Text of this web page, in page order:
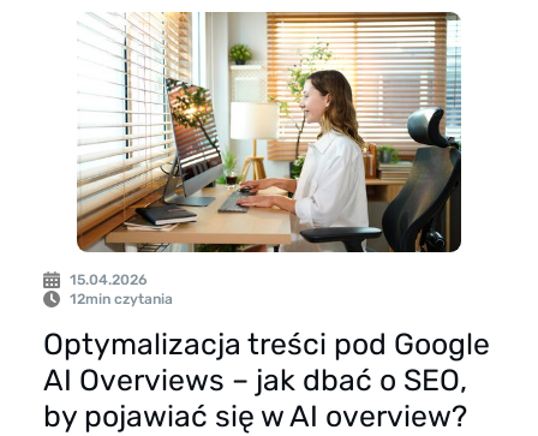
15.04.2026
12min czytania
Optymalizacja treści pod Google
AI Overviews – jak dbać o SEO,
by pojawiać się w AI overview?